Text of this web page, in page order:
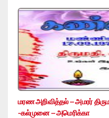
மரண அறிவித்தல் – அமரர்
-கல்முனை – அமெரிக்கா